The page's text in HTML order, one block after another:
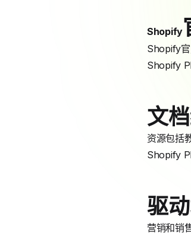
Shopify
Shopify
Shopify
文
资源包括
Shopify
驱
营销和销